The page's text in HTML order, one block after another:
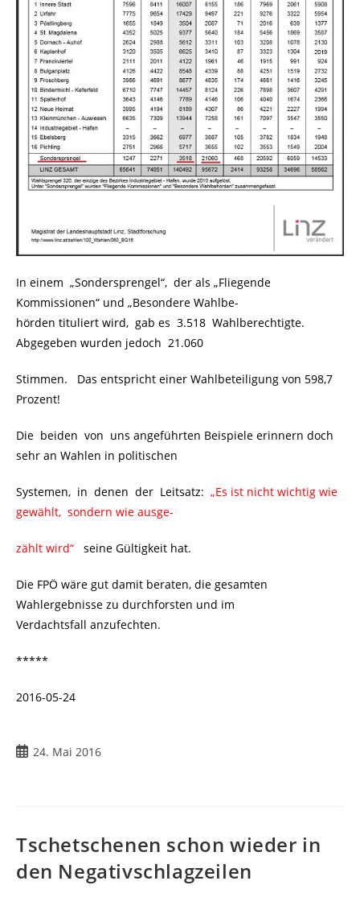
In einem „Sondersprengel“, der als „Fliegende
Kommissionen“ und „Besondere Wahlbe-
hörden tituliert wird, gab es 3.518 Wahlberechtigte.
Abgegeben wurden jedoch 21.060
Stimmen. Das entspricht einer Wahlbeteiligung von 598,7
Prozent!
Die beiden von uns angeführten Beispiele erinnern doch
sehr an Wahlen in politischen
Systemen, in denen der Leitsatz: „Es ist nicht wichtig wie
gewählt, sondern wie ausge-
zählt wird“ seine Gültigkeit hat.
Die FPÖ wäre gut damit beraten, die gesamten
Wahlergebnisse zu durchforsten und im
Verdachtsfall anzufechten.
*****
2016-05-24
24. Mai 2016
Tschetschenen schon wieder in
den Negativschlagzeilen